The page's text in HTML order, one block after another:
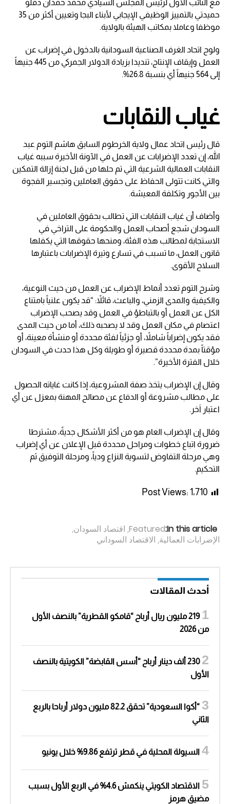
مع النائب الأول لرئيس المجلس السيادي محمد حمدان دقلو
حميدتي بالتمييز الوظيفي الإيجابي لأبناء البجا وتعيين أكثر من 35
موظفا وعاملا بمكاتب الهيئة بالولاية.
ولوح اتحاد الغرف الصناعية السودانية بالدخول في إضراب عن
العمل وإيقاف الإنتاج، تنديدا بزيادة الدولار الجمركي من 445 جنيهاً
إلى 564 جنيهاً أي بنسبة 26.8%.
غياب النقابات
قال رئيس اتحاد عمال ولاية الخرطوم السابق هاشم التوم عبد
الله، إن تعدد الإضرابات عن العمل في الآونة الأخيرة سببه غياب
النقابات العمالية الشرعية التي تم حلها من قبل لجنة إزالة التمكين
والتي كانت تتولى الحفاظ على حقوق العاملين وتجسير الفجوة
بين الأجور وتكلفة المعيشة.
وأضاف أن غياب النقابات التي تطالب بحقوق العاملين في
السودان شجع أصحاب العمل والحكومة على التراخي في
الاستجابة لمطالب هذه الفئة، ومنحها حقوقها التي يكفلها
قانون العمل، ما تسبب في تسارع وتيرة الإضرابات باعتبارها
السلاح الأقوى.
وشرح التوم تعدد أنماط الإضراب عن العمل من حيث النوعية،
والكيفية والمدى الزمني، والباعث، قائلاً: “قد يكون علنياً بامتناع
الكل عن العمل أو بالتباطؤ في العمل وقد يصحب الإضراب
اعتصام في مكان العمل وقد لا يصحبه ذلك، أما من حيث المدى
فقد يكون إضراباً شاملاً، أو جزئياً لفئة محددة أو منشأة معينة، أو
مؤقتاً بمدة محددة قصيرة أو طويلة وكل هذا حدث في السودان
خلال الفترة الأخيرة”.
وقال إن الإضراب يتخذ صفة المشروعية، إذا كانت غاياته الحصول
على مطالب مشروعة أو الدفاع عن مصالح المهنة بمعزل عن أي
اعتبار اَخر.
وقال إن الإضراب العام هو من أكثر الأشكال جديةً، مشترطا
ضرورة اتباع خطوات ومراحل محددة قبل الإعلان عن أي إضراب
وهي مرحلة التفاوض لتسوية النزاع ودياً، ومرحلة التوفيق ثم
التحكيم.
Post Views: 1٬710
In this article:
Featured
, اقتصاد السودان,
الإضرابات العمالية, الاقتصاد السوداني
أحدث المقالات
219 مليون ريال أرباح “قامكو القطرية” بالنصف الأول
من 2026
230 ألف دينار أرباح “أسس القابضة” الكويتية بالنصف
الأول
“أكوا السعودية” تحقق 82.2 مليون دولار أرباحا بالربع
الثاني
السيولة المحلية في قطر ترتفع 9.86% خلال يونيو
الاقتصاد الكويتي ينكمش 4.6% في الربع الأول بسبب
مضيق هرمز